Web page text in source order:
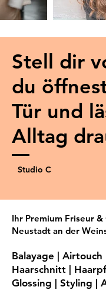
Stell dir
du
Tür und
Alltag
Studio C
Ihr Premium Friseur
Neustadt an der
Balayage | Airtouch
Haarschnitt |
Glossing | Styling |